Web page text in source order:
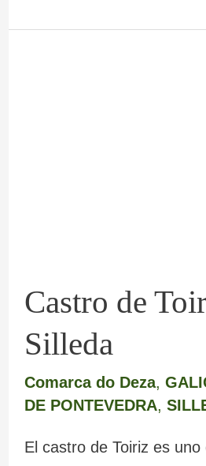
Castro de
Silleda
Comarca do Deza,
DE PONTEVEDRA,
El castro de Toiriz es uno